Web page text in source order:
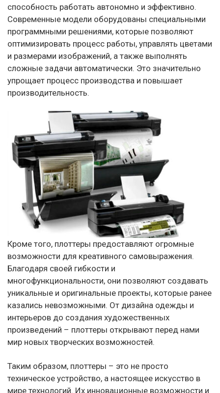
способность работать автономно и эффективно.
Современные модели оборудованы специальными
программными решениями, которые позволяют
оптимизировать процесс работы, управлять цветами
и размерами изображений, а также выполнять
сложные задачи автоматически. Это значительно
упрощает процесс производства и повышает
производительность.
Кроме того, плоттеры предоставляют огромные
возможности для креативного самовыражения.
Благодаря своей гибкости и
многофункциональности, они позволяют создавать
уникальные и оригинальные проекты, которые ранее
казались невозможными. От дизайна одежды и
интерьеров до создания художественных
произведений – плоттеры открывают перед нами
мир новых творческих возможностей.
Таким образом, плоттеры – это не просто
техническое устройство, а настоящее искусство в
мире технологий. Их инновационные возможности и